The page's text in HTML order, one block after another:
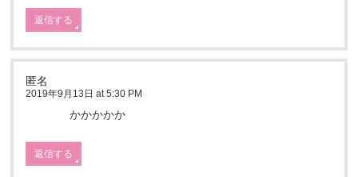
返信する
匿名
2019年9月13日 at 5:30 PM
かかかかか
返信する